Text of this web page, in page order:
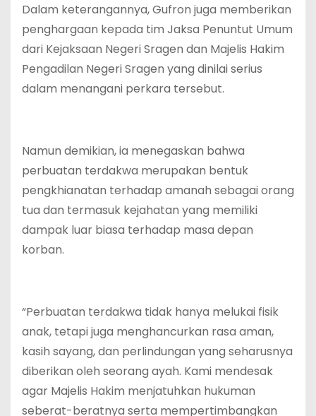
Dalam keterangannya, Gufron juga memberikan
penghargaan kepada tim Jaksa Penuntut Umum
dari Kejaksaan Negeri Sragen dan Majelis Hakim
Pengadilan Negeri Sragen yang dinilai serius
dalam menangani perkara tersebut.
Namun demikian, ia menegaskan bahwa
perbuatan terdakwa merupakan bentuk
pengkhianatan terhadap amanah sebagai orang
tua dan termasuk kejahatan yang memiliki
dampak luar biasa terhadap masa depan
korban.
“Perbuatan terdakwa tidak hanya melukai fisik
anak, tetapi juga menghancurkan rasa aman,
kasih sayang, dan perlindungan yang seharusnya
diberikan oleh seorang ayah. Kami mendesak
agar Majelis Hakim menjatuhkan hukuman
seberat-beratnya serta mempertimbangkan